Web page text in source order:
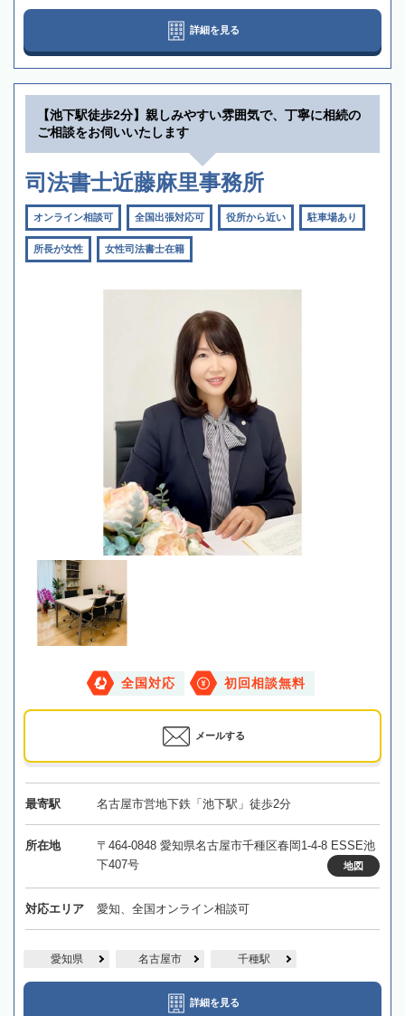
詳細を見る
【池下駅徒歩2分】親しみやすい雰囲気で、丁寧に相続の
ご相談をお伺いいたします
司法書士近藤麻里事務所
オンライン相談可 全国出張対応可 役所から近い 駐車場あり
所長が女性 女性司法書士在籍
全国対応 初回相談無料
メールする
最寄駅 名古屋市営地下鉄「池下駅」徒歩2分
所在地
〒464-0848 愛知県名古屋市千種区春岡1-4-8 ESSE池
下407号
地図
対応エリア 愛知、全国オンライン相談可
愛知県 名古屋市 千種駅
詳細を見る